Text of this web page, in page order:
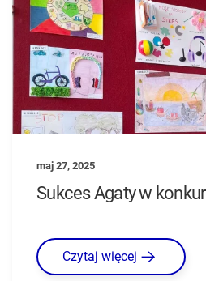
maj 27, 2025
Sukces Agaty w
Czytaj więcej